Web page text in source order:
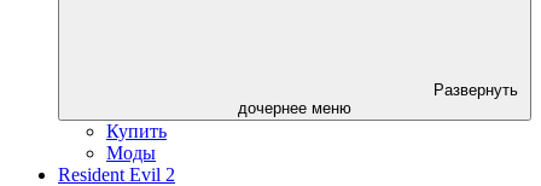
Развернуть
дочернее меню
Купить
Моды
Resident Evil 2